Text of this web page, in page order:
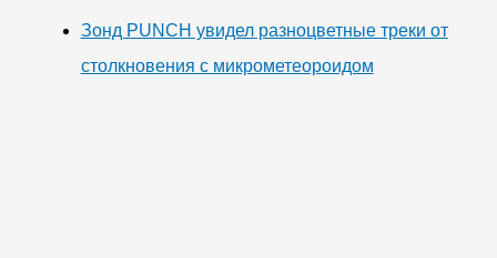
Зонд PUNCH увидел разноцветные треки от
столкновения с микрометеороидом